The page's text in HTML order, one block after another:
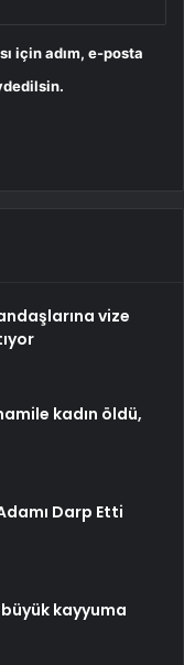
için adım, e-posta
vize
kadın öldü,
Darp Etti
kayyuma